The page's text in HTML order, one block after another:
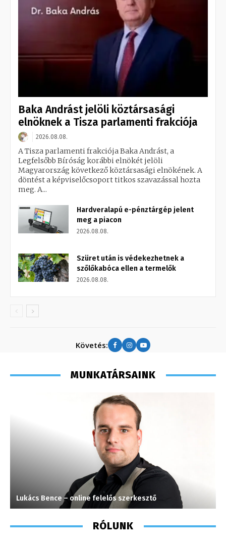
Baka Andrást jelöli köztársasági
elnöknek a Tisza parlamenti frakciója
2026.08.08.
A Tisza parlamenti frakciója Baka Andrást, a
Legfelsőbb Bíróság korábbi elnökét jelöli
Magyarország következő köztársasági elnökének. A
döntést a képviselőcsoport titkos szavazással hozta
meg. A...
Hardveralapú e-pénztárgép jelent
meg a piacon
2026.08.08.
Szüret után is védekezhetnek a
szőlőkabóca ellen a termelők
2026.08.08.
Követés:
MUNKATÁRSAINK
Lukács Bence – online felelős szerkesztő
RÓLUNK